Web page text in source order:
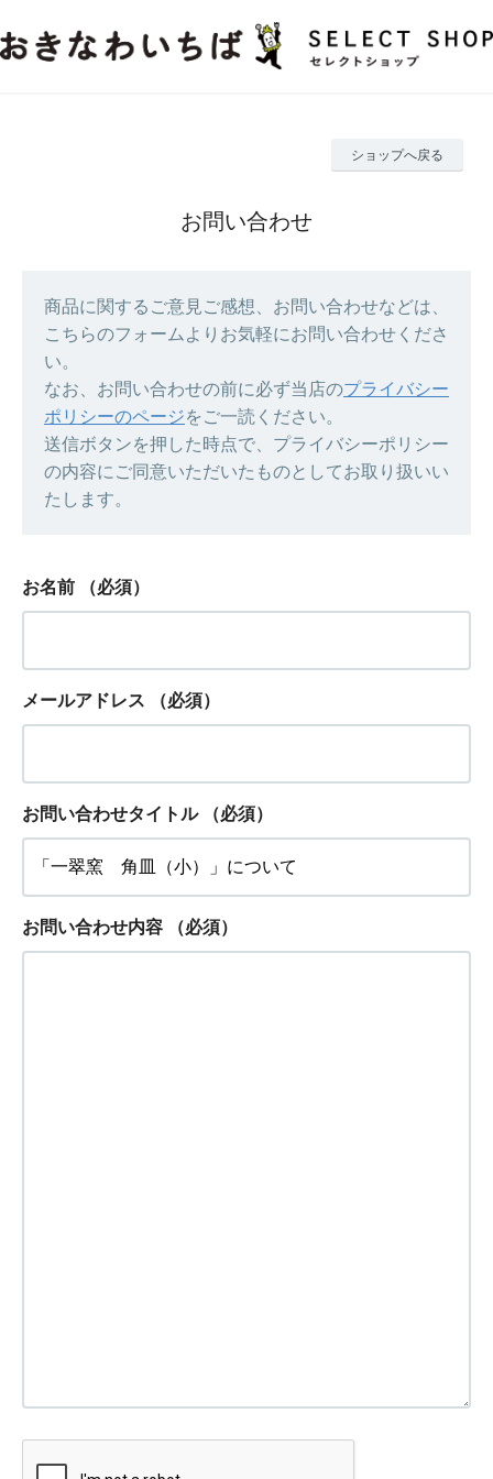
ショップへ戻る
お問い合わせ
商品に関するご意見ご感想、お問い合わせなどは、
こちらのフォームよりお気軽にお問い合わせくださ
い。
なお、お問い合わせの前に必ず当店のプライバシー
ポリシーのページをご一読ください。
送信ボタンを押した時点で、プライバシーポリシー
の内容にご同意いただいたものとしてお取り扱いい
たします。
お名前 （必須）
メールアドレス （必須）
お問い合わせタイトル （必須）
お問い合わせ内容 （必須）